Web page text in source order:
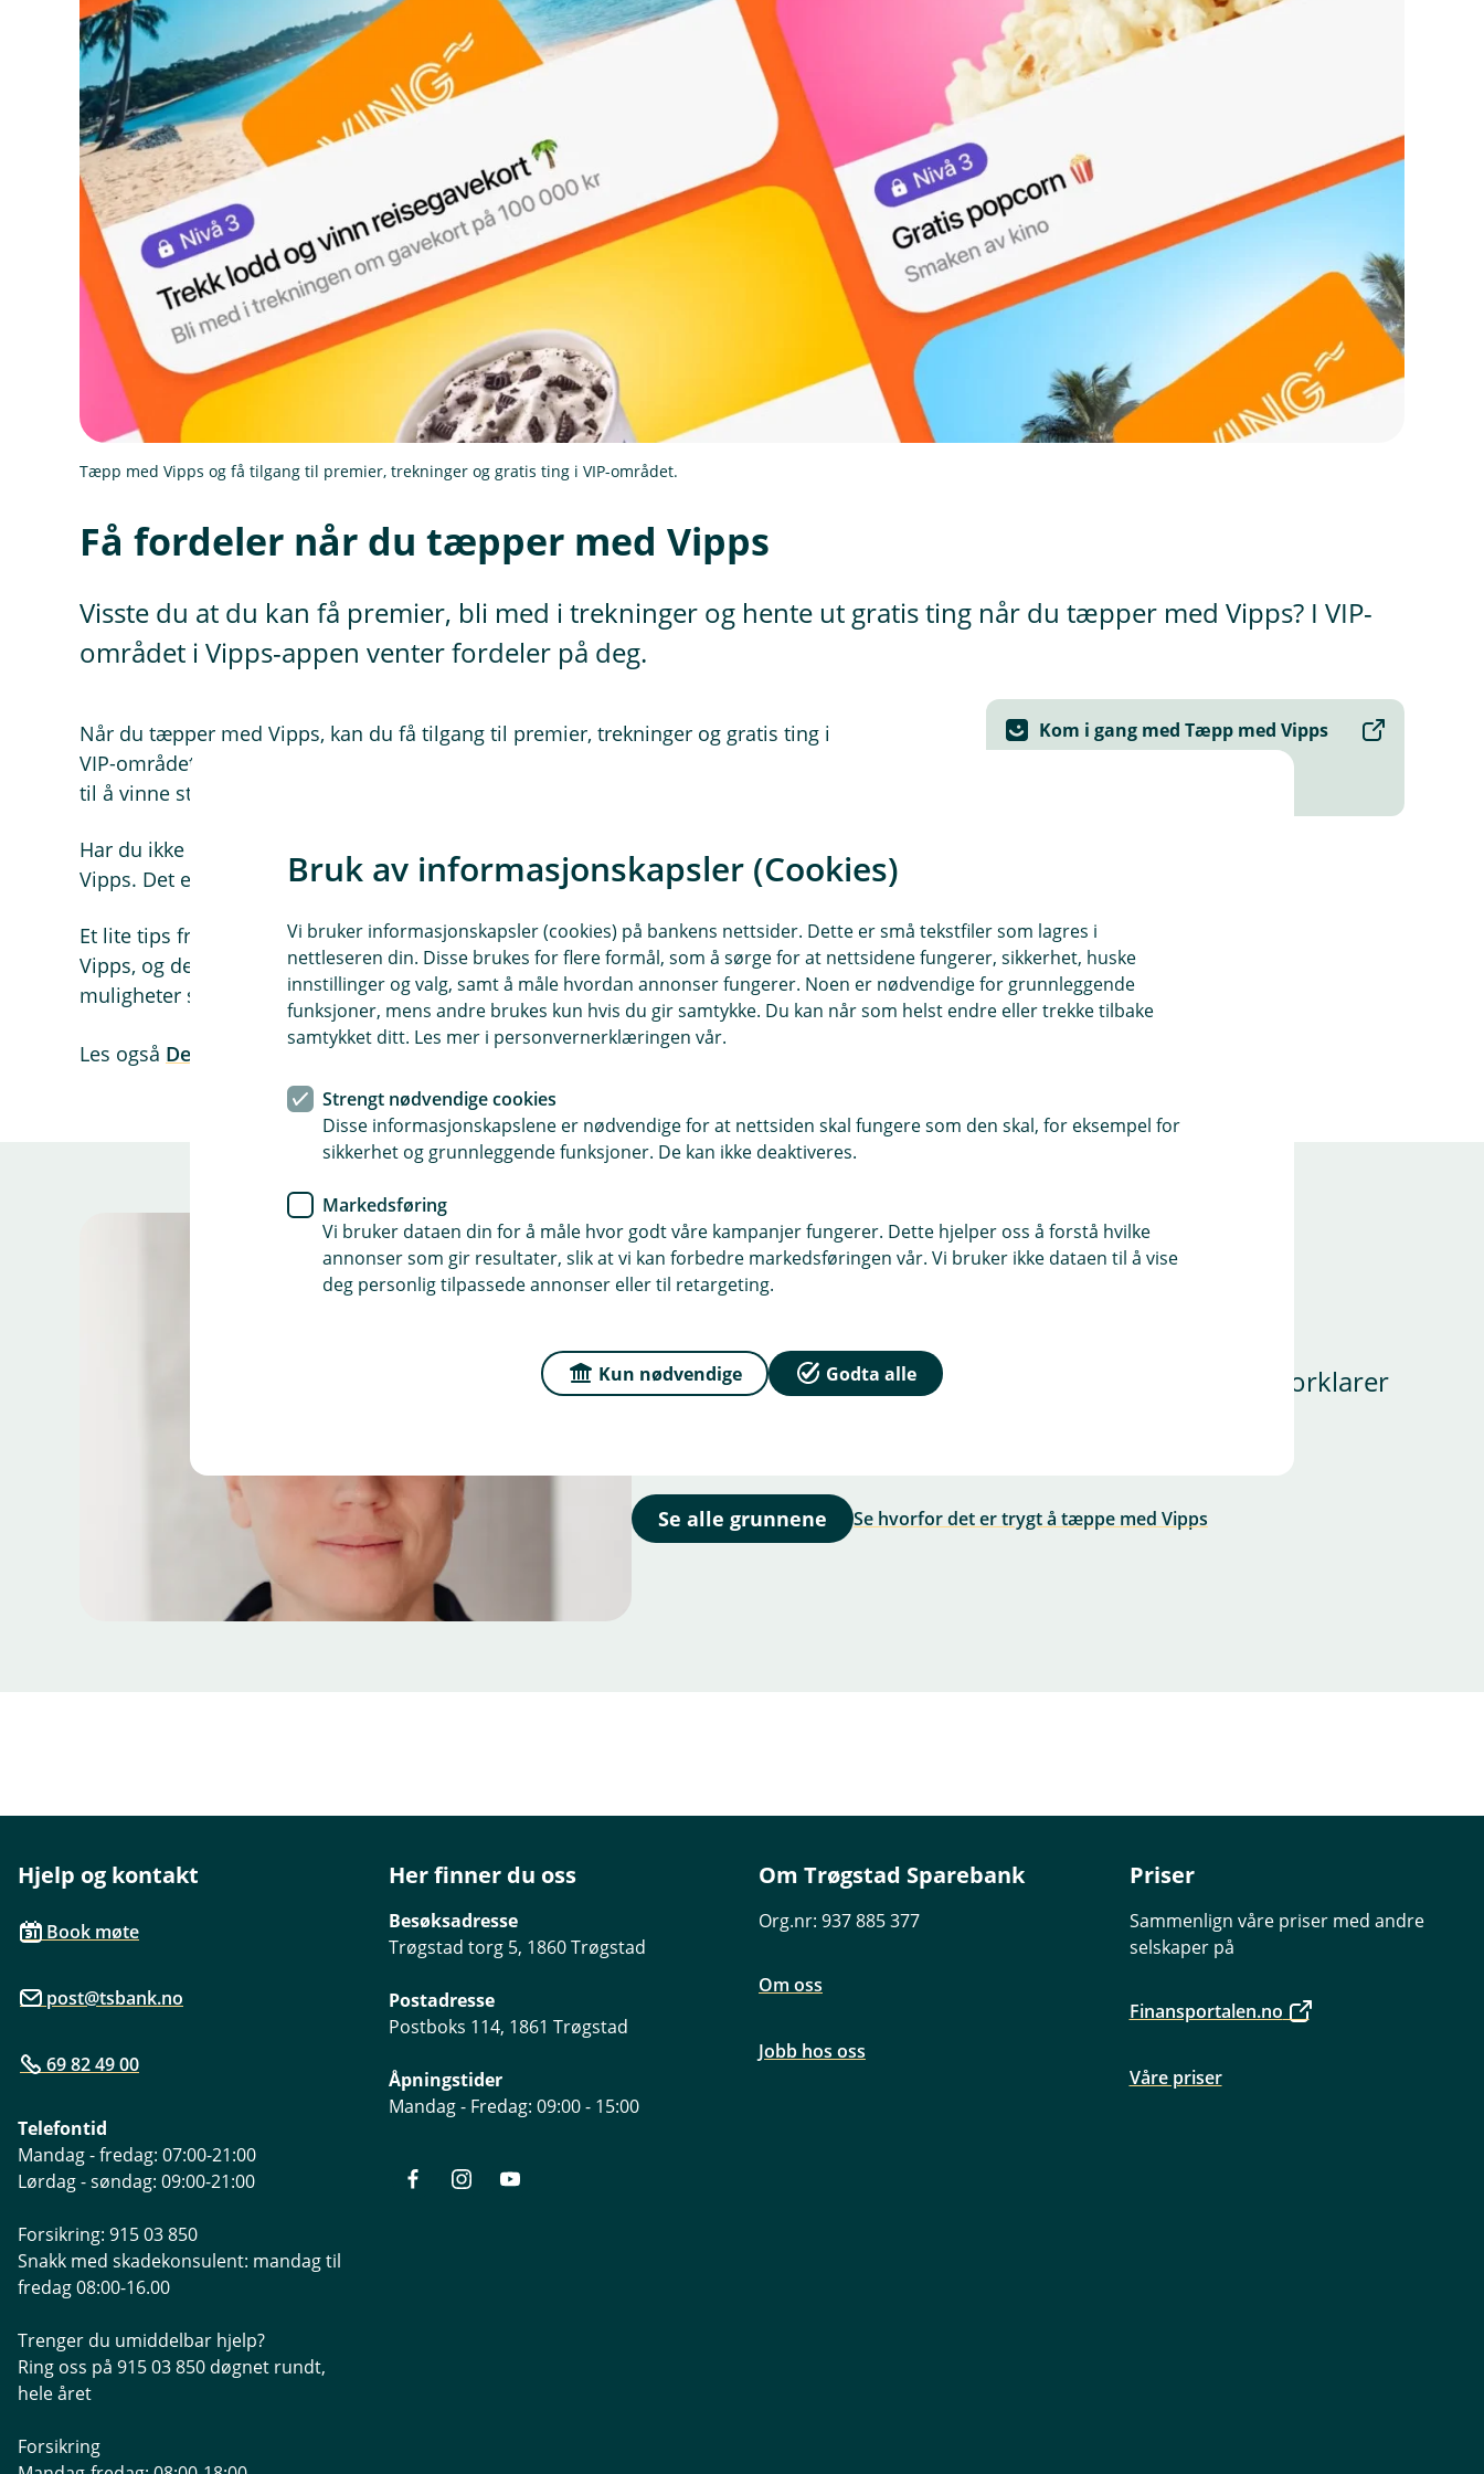
Tæpp med Vipps og få tilgang til premier, trekninger og gratis ting i VIP-området.
Få fordeler når du tæpper med Vipps
Visste du at du kan få premier, bli med i trekninger og hente ut gratis ting når du tæpper med Vipps? I VIP-
området i Vipps-appen venter fordeler på deg.
Når du tæpper med Vipps, kan du få tilgang til premier, trekninger og gratis ting i
VIP-området. Her finner du blant annet premier fra kjente merkevarer og sjansen
til å vinne større opplevelser.
Har du ikke prøvd å tæppe med Vipps ennå? Kortet ditt ligger kanskje allerede i
Vipps. Det eneste du trenger å gjøre er å aktivere tæpping i appen.
Et lite tips fra oss i Trøgstad Sparebank: Gjennom Eika-alliansen er vi medeiere i
Vipps, og derfor følger vi ekstra godt med på nye tjenester, fordeler og
muligheter som kan komme kundene våre til gode.
Les også Derfor er det trygt å tæppe med Vipps.
Kom i gang med Tæpp med Vipps
Aktiver tæpping og betal med
Produktsjef for Tæpp med Vipps, Espen Andreassen, forklarer
Se alle grunnene Se hvorfor det er trygt å tæppe med Vipps
Hjelp og kontakt
Book møte
post@tsbank.no
69 82 49 00
Telefontid
Mandag - fredag: 07:00-21:00
Lørdag - søndag: 09:00-21:00
Forsikring: 915 03 850
Snakk med skadekonsulent: mandag til
fredag 08:00-16.00
Trenger du umiddelbar hjelp?
Ring oss på 915 03 850 døgnet rundt,
hele året
Forsikring
Her finner du oss
Besøksadresse
Trøgstad torg 5, 1860 Trøgstad
Postadresse
Postboks 114, 1861 Trøgstad
Åpningstider
Mandag - Fredag: 09:00 - 15:00
Om Trøgstad Sparebank
Org.nr: 937 885 377
Om oss
Jobb hos oss
Priser
Sammenlign våre priser med andre
selskaper på
Finansportalen.no
Våre priser
Bruk av informasjonskapsler (Cookies)
Vi bruker informasjonskapsler (cookies) på bankens nettsider. Dette er små tekstfiler som lagres i
nettleseren din. Disse brukes for flere formål, som å sørge for at nettsidene fungerer, sikkerhet, huske
innstillinger og valg, samt å måle hvordan annonser fungerer. Noen er nødvendige for grunnleggende
funksjoner, mens andre brukes kun hvis du gir samtykke. Du kan når som helst endre eller trekke tilbake
samtykket ditt. Les mer i personvernerklæringen vår.
Strengt nødvendige cookies
Disse informasjonskapslene er nødvendige for at nettsiden skal fungere som den skal, for eksempel for
sikkerhet og grunnleggende funksjoner. De kan ikke deaktiveres.
Markedsføring
Vi bruker dataen din for å måle hvor godt våre kampanjer fungerer. Dette hjelper oss å forstå hvilke
annonser som gir resultater, slik at vi kan forbedre markedsføringen vår. Vi bruker ikke dataen til å vise
deg personlig tilpassede annonser eller til retargeting.
Kun nødvendige Godta alle